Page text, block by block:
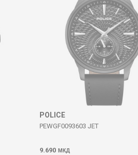
POLICE
PEWGF0093603 JET
9.690 МКД